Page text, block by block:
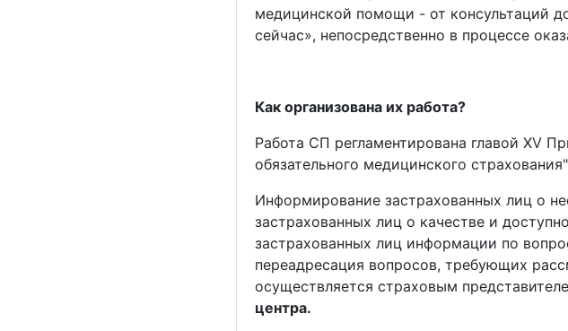
медицинской помощи - от консультаций
сейчас», непосредственно в процессе
Как организована их работа?
Работа СП регламентирована главой ХV
обязательного медицинского
Информирование застрахованных лиц о
застрахованных лиц о качестве и
застрахованных лиц информации по
переадресация вопросов, требующих
осуществляется страховым
центра.